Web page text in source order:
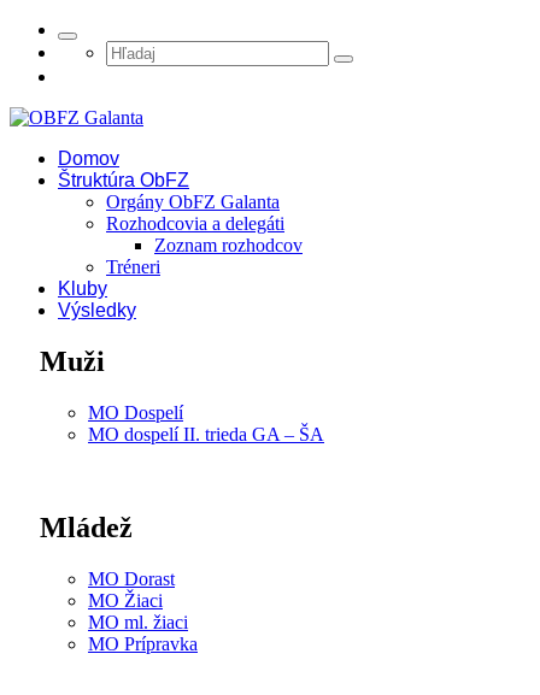
Domov
Štruktúra ObFZ
Orgány ObFZ Galanta
Rozhodcovia a delegáti
Zoznam rozhodcov
Tréneri
Kluby
Výsledky
Muži
MO Dospelí
MO dospelí II. trieda GA – ŠA
Mládež
MO Dorast
MO Žiaci
MO ml. žiaci
MO Prípravka